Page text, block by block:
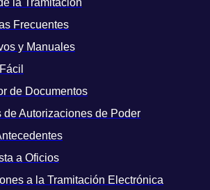
la Tramitación
Frecuentes
y Manuales
de Documentos
de Autorizaciones de Poder
a Oficios
a la Tramitación Electrónica